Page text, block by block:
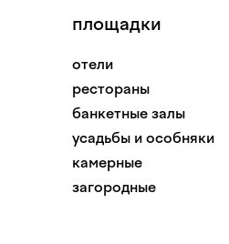
площадки
отели
рестораны
банкетные залы
усадьбы и особняки
камерные
загородные